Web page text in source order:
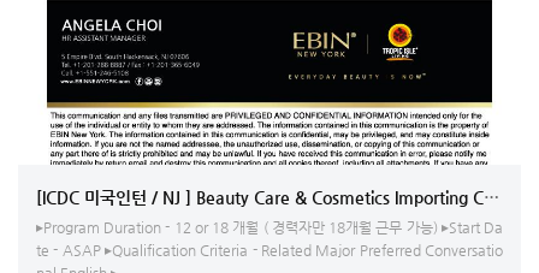
[ICDC 미국인턴 / NJ ] Beauty Care & Cosmetics Importing
▸Program Duration - 12 or 18 개월 ( 경력자만 18개월 근무 가능) ▸Start Da
te - ASAP ▸Qualification Criteria - Related Major Preferred Conversatio